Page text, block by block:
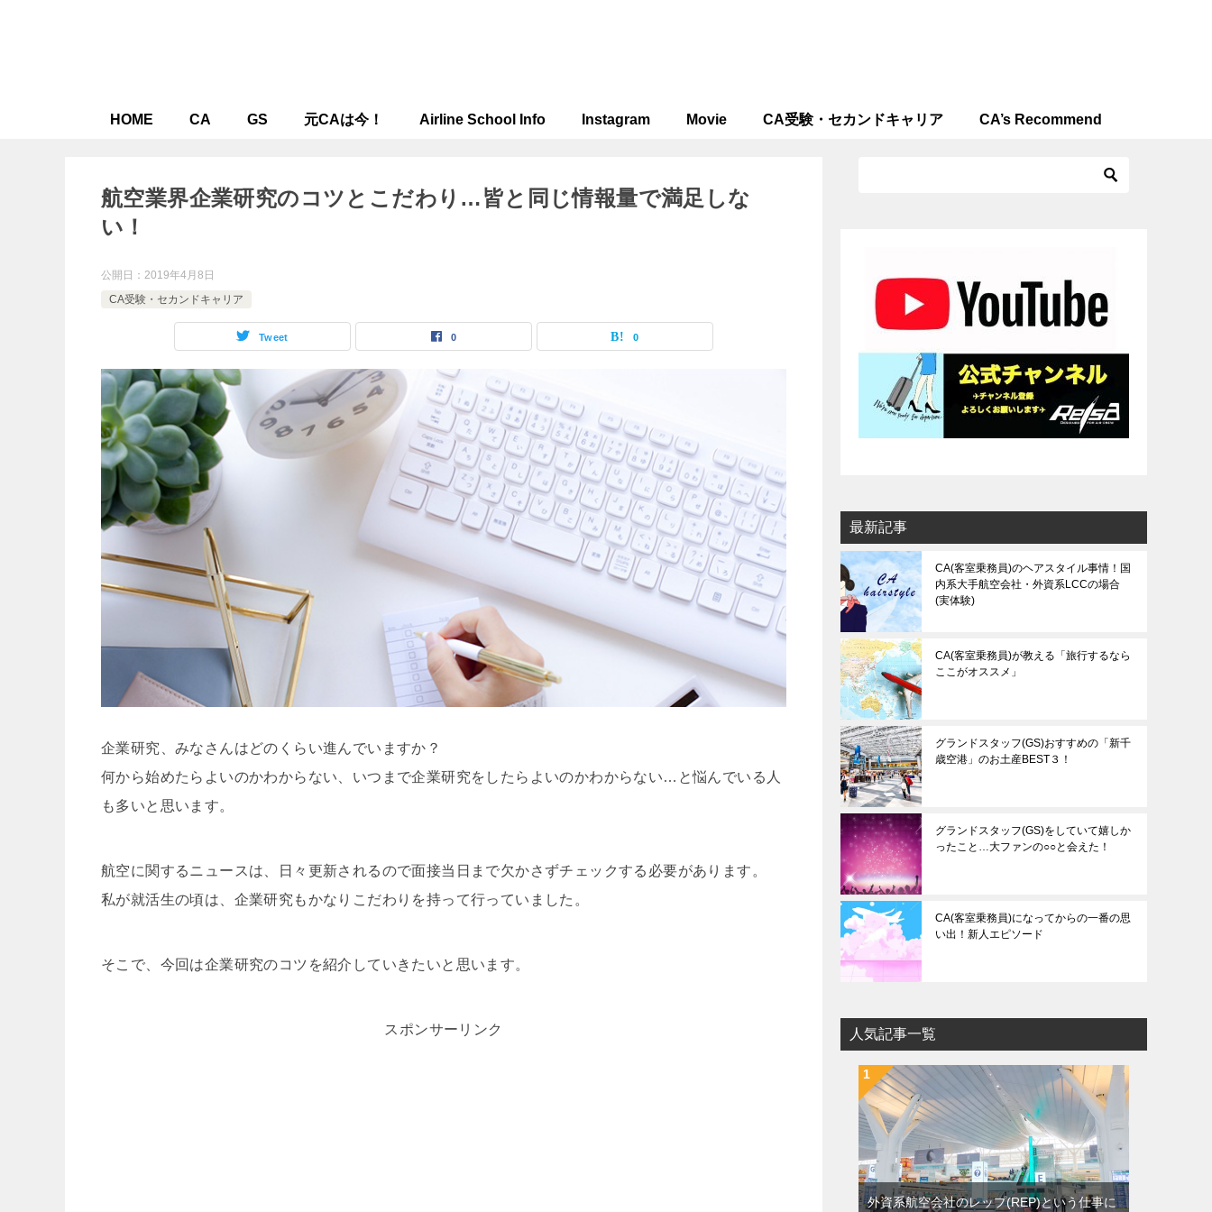
HOME CA GS 元CAは今！ Airline School Info Instagram Movie CA受験・セカンドキャリア CA’s Recommend
航空業界企業研究のコツとこだわり…皆と同じ情報量で満足しな
い！
公開日： 2019年4月8日
CA受験・セカンドキャリア
Tweet 0 0
企業研究、みなさんはどのくらい進んでいますか？
何から始めたらよいのかわからない、いつまで企業研究をしたらよいのかわからない…と悩んでいる人
も多いと思います。
航空に関するニュースは、日々更新されるので面接当日まで欠かさずチェックする必要があります。
私が就活生の頃は、企業研究もかなりこだわりを持って行っていました。
そこで、今回は企業研究のコツを紹介していきたいと思います。
スポンサーリンク
最新記事
CA(客室乗務員)のヘアスタイル事情！国
内系大手航空会社・外資系LCCの場合
(実体験)
CA(客室乗務員)が教える「旅行するなら
ここがオススメ」
グランドスタッフ(GS)おすすめの「新千
歳空港」のお土産BEST３！
グランドスタッフ(GS)をしていて嬉しか
ったこと…大ファンの○○と会えた！
CA(客室乗務員)になってからの一番の思
い出！新人エピソード
人気記事一覧
外資系航空会社のレップ(REP)という仕事に